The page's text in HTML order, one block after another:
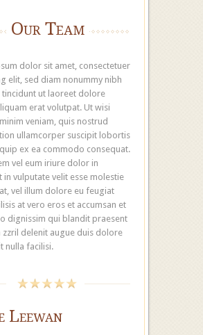
Our Team
dolor sit amet, consectetuer
elit, sed diam nonummy nibh
tincidunt ut laoreet dolore
erat volutpat. Ut wisi
veniam, quis nostrud
ullamcorper suscipit lobortis
ex ea commodo consequat.
vel eum iriure dolor in
in vulputate velit esse molestie
vel illum dolore eu feugiat
at vero eros et accumsan et
dignissim qui blandit praesent
zzril delenit augue duis dolore
nulla facilisi.
Leewan